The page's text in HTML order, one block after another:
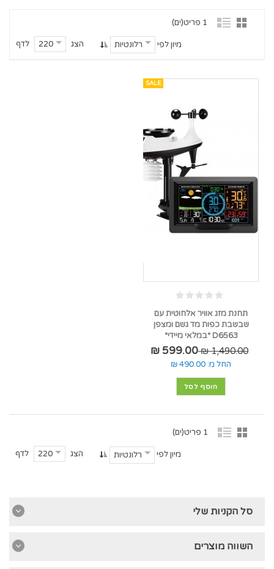
1 פריט(ים)
הצג 220 לדף מיון לפי רלונטיות
SALE
תחנת מזג אוויר אלחוטית עם
שבשבת כפות מד גשם ומצפן
D6563 *במלאי מיידי*
1,490.00 ₪
599.00 ₪
החל מ: 490.00 ₪
הוסף לסל
1 פריט(ים)
הצג 220 לדף מיון לפי רלונטיות
סל הקניות שלי
השווה מוצרים